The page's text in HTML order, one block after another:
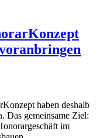
haben deshalb
Das gemeinsame Ziel:
im